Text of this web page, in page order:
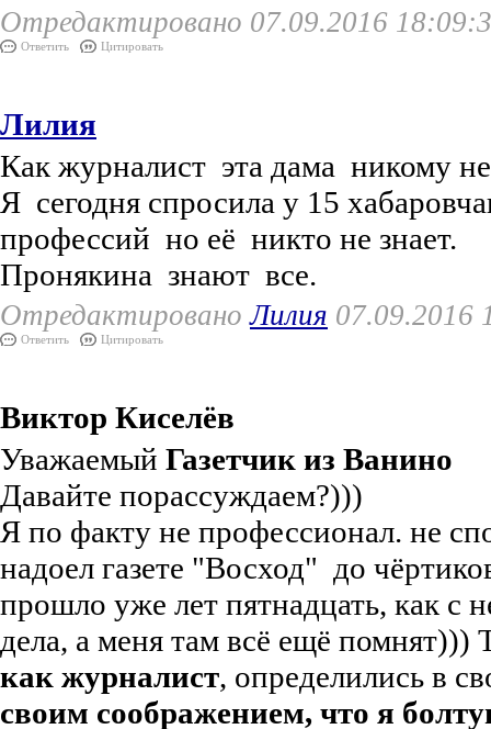
Отредактировано 07.09.2016
Ответить Цитировать
Лилия
Как журналист эта дама никому
Я сегодня спросила у 15
профессий но её никто не знает.
Пронякина знают все.
ОтредактированоЛилия 07.09.2016
Ответить Цитировать
Виктор Киселёв
Уважаемый Газетчик из Ванино
Давайте порассуждаем?)))
Я по факту не профессионал. не
надоел газете "Восход" до
прошло уже лет пятнадцать, как с
дела, а меня там всё ещё помнят)))
как журналист, определились в
своим соображением, что я